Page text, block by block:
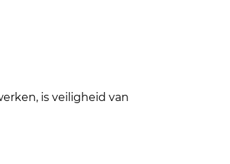
is veiligheid van